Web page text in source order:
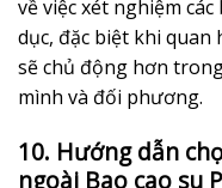
về việc xét nghiệm
dục, đặc biệt khi quan
sẽ chủ động hơn
mình và đối phương.
10. Hướng dẫn
ngoài Bao cao su